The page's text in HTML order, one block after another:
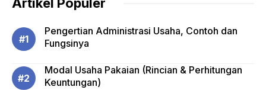
Pengertian Administrasi Usaha, Contoh dan
Fungsinya
Modal Usaha Pakaian (Rincian & Perhitungan
Keuntungan)